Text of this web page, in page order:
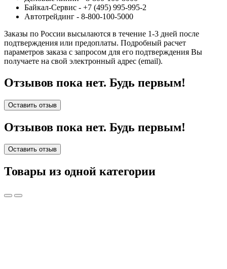
Байкал-Сервис - +7 (495) 995-995-2
Автотрейдинг - 8-800-100-5000
Заказы по России высылаются в течение 1-3 дней после
подтверждения или предоплаты. Подробный расчет
параметров заказа с запросом для его подтверждения Вы
получаете на свой электронный адрес (email).
Отзывов пока нет. Будь первым!
Оставить отзыв
Отзывов пока нет. Будь первым!
Оставить отзыв
Товары из одной категории